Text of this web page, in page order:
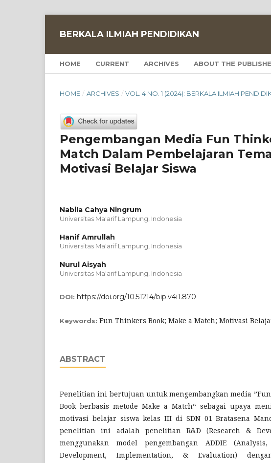
BERKALA ILMIAH PENDIDIKAN
HOME CURRENT ARCHIVES ABOUT THE
HOME / ARCHIVES / VOL. 4 NO. 1 (2024): BERKALA ILMIAH
Pengembangan Media Fun
Match Dalam Pembelajaran
Motivasi Belajar Siswa
Nabila Cahya Ningrum
Universitas Ma'arif Lampung, Indonesia
Hanif Amrullah
Universitas Ma'arif Lampung, Indonesia
Nurul Aisyah
Universitas Ma'arif Lampung, Indonesia
DOI: https://doi.org/10.51214/bip.v4i1.870
Keywords: Fun Thinkers Book; Make a Match; Motivasi
ABSTRACT
Penelitian ini bertujuan untuk mengembangkan media
Book berbasis metode Make a Match“ sebagai upaya
motivasi belajar siswa kelas III di SDN 01 Bratasena
penelitian ini adalah penelitian R&D (Research &
menggunakan model pengembangan ADDIE (Analysis,
Development, Implementation, & Evaluation)